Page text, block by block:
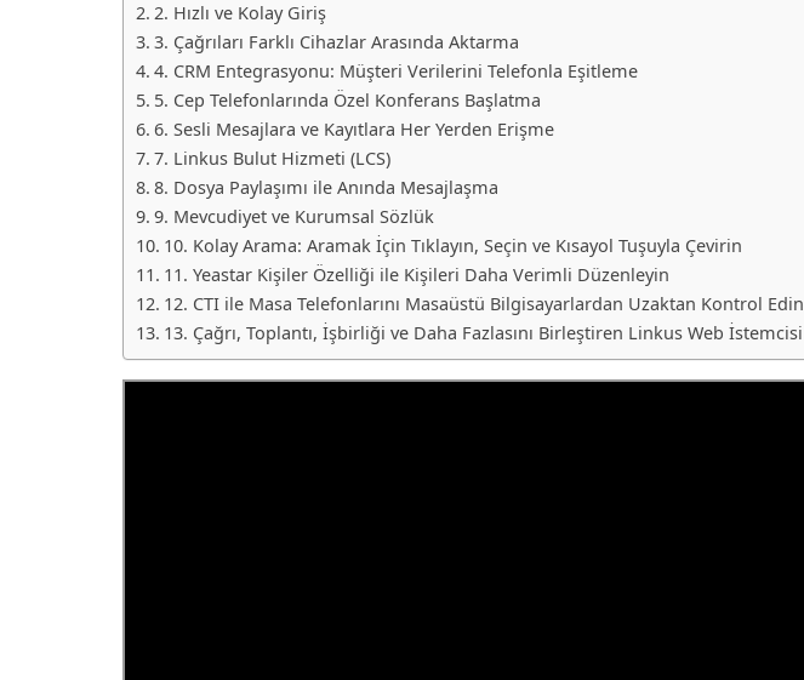
2. Hızlı ve Kolay Giriş
3. Çağrıları Farklı Cihazlar Arasında Aktarma
4. CRM Entegrasyonu: Müşteri Verilerini Telefonla Eşitleme
5. Cep Telefonlarında Özel Konferans Başlatma
6. Sesli Mesajlara ve Kayıtlara Her Yerden Erişme
7. Linkus Bulut Hizmeti (LCS)
8. Dosya Paylaşımı ile Anında Mesajlaşma
9. Mevcudiyet ve Kurumsal Sözlük
10. Kolay Arama: Aramak İçin Tıklayın, Seçin ve Kısayol Tuşuyla Çevirin
11. Yeastar Kişiler Özelliği ile Kişileri Daha Verimli Düzenleyin
12. CTI ile Masa Telefonlarını Masaüstü Bilgisayarlardan Uzaktan Kontrol Edin
13. Çağrı, Toplantı, İşbirliği ve Daha Fazlasını Birleştiren Linkus Web İstemcisi